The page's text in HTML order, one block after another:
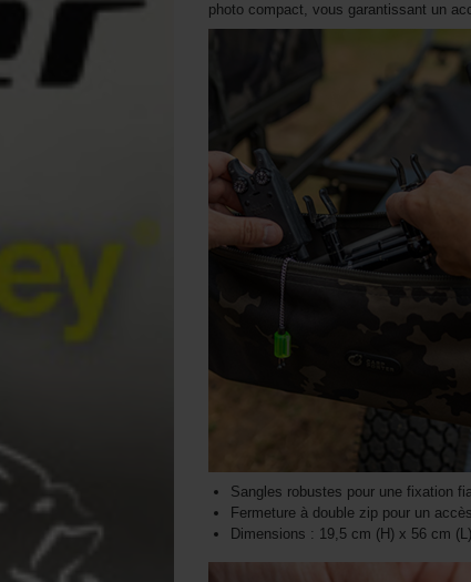
photo compact, vous garantissant un
Sangles robustes pour une fixation
Fermeture à double zip pour un
Dimensions : 19,5 cm (H) x 56 cm